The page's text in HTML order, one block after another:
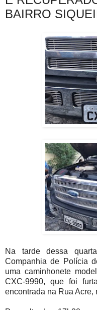
BAIRRO
Na tarde dessa
Companhia de Polícia
uma caminhonete
CXC-9990, que foi
encontrada na Rua